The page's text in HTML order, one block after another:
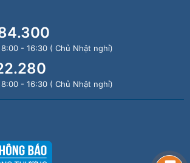
- 16:30 ( Chủ Nhật nghỉ)
- 16:30 ( Chủ Nhật nghỉ)